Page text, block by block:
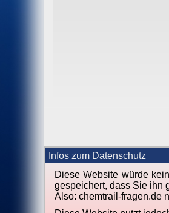
Infos zum Datenschutz
Diese Website würde
gespeichert, dass Sie ihn
Also: chemtrail-fragen.de